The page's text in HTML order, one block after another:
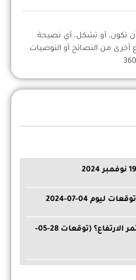
تكون، أو تشكل، أي نصيحة
أخرى من النصائح أو التوصيات
04-07-2024
انتعاشة قوية في أسعار النفط: هل سيستمر الارتفاع؟ (توقعات 28-05-